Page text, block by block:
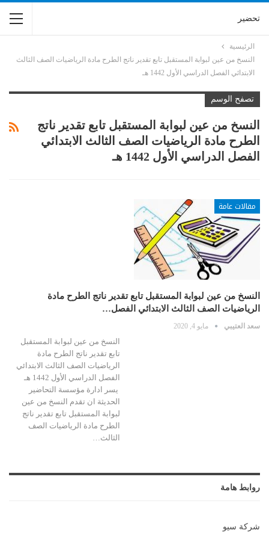
تحضير
الرئيسية
النسخ من عين لبوابة المستقبل تابع تقدير ناتج الطرح مادة الرياضيات الصف الثالث
الابتدائي الفصل الدراسي الأول 1442 هـ
تصفح الوسم
النسخ من عين لبوابة المستقبل تابع تقدير ناتج
الطرح مادة الرياضيات الصف الثالث الابتدائي
الفصل الدراسي الأول 1442 هـ
مقالات عامة
النسخ من عين لبوابة المستقبل تابع تقدير ناتج الطرح مادة
الرياضيات الصف الثالث الابتدائي الفصل…
سعد العتيبي مايو 4, 2020
النسخ من عين لبوابة المستقبل
تابع تقدير ناتج الطرح مادة
الرياضيات الصف الثالث الابتدائي
الفصل الدراسي الأول 1442 هـ
يسر ادارة مؤسسة التحاضير
الحديثة ان تقدم النسخ من عين
لبوابة المستقبل تابع تقدير ناتج
الطرح مادة الرياضيات الصف
الثالث…
روابط هامة
شركة سيو